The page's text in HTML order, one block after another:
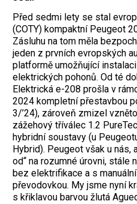
Před sedmi lety se stal
(COTY) kompaktní Peugeot
Zásluhu na tom měla
jeden z prvních evropských
platformě umožňující
elektrických pohonů. Od té
Elektrická e-208 prošla v
2024 kompletní přestavbou
3/’24), zároveň zmizel
zážehový tříválec 1.2
hybridní soustavy (u
Hybrid). Peugeot však u nás,
od“ na rozumné úrovni, stále
bez elektrifikace a s
převodovkou. My jsme nyní
s křiklavou barvou žlutá